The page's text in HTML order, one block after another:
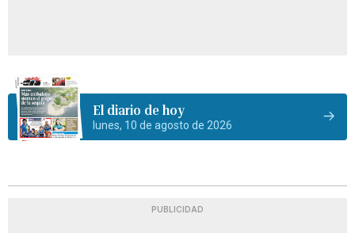
El diario de hoy
lunes, 10 de agosto de 2026
PUBLICIDAD